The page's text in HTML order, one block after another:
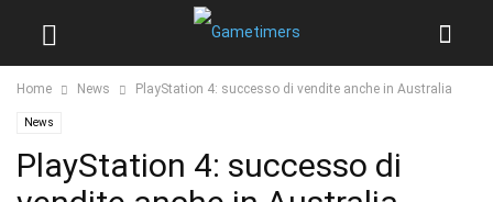
Home News PlayStation 4: successo di vendite anche in Australia
News
PlayStation 4: successo di